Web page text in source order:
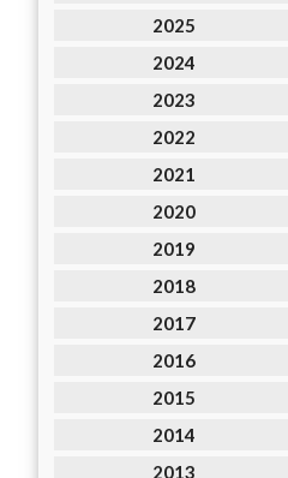
2025
2024
2023
2022
2021
2020
2019
2018
2017
2016
2015
2014
2013